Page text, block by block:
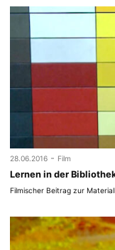
28.06.2016 - Film
Lernen in der
Filmischer Beitrag zur